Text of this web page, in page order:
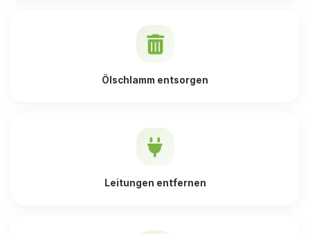
Ölschlamm entsorgen
Leitungen entfernen